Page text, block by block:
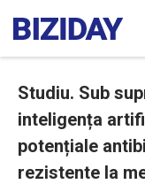
Studiu. Sub
inteligența
potențiale
rezistente la